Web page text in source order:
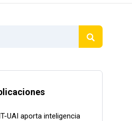
UAI aporta inteligencia